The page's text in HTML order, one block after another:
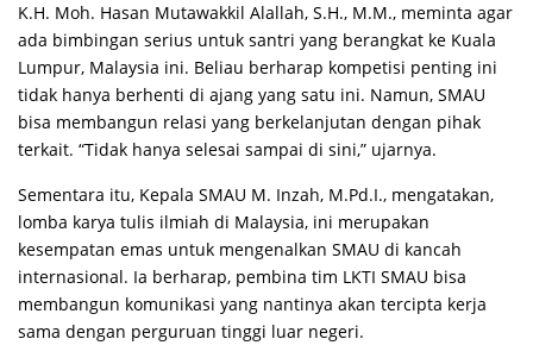
K.H. Moh. Hasan Mutawakkil Alallah, S.H., M.M., meminta agar
ada bimbingan serius untuk santri yang berangkat ke Kuala
Lumpur, Malaysia ini. Beliau berharap kompetisi penting ini
tidak hanya berhenti di ajang yang satu ini. Namun, SMAU
bisa membangun relasi yang berkelanjutan dengan pihak
terkait. “Tidak hanya selesai sampai di sini,” ujarnya.
Sementara itu, Kepala SMAU M. Inzah, M.Pd.I., mengatakan,
lomba karya tulis ilmiah di Malaysia, ini merupakan
kesempatan emas untuk mengenalkan SMAU di kancah
internasional. Ia berharap, pembina tim LKTI SMAU bisa
membangun komunikasi yang nantinya akan tercipta kerja
sama dengan perguruan tinggi luar negeri.